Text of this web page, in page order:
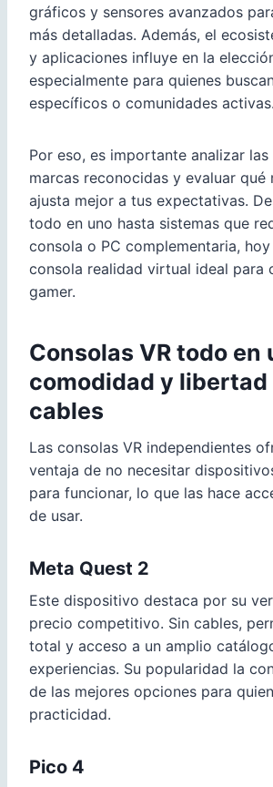
gráficos y sensores avanzados
más detalladas. Además, el
y aplicaciones influye en la
especialmente para quienes
específicos o comunidades activas.
Por eso, es importante analizar
marcas reconocidas y evaluar qué
ajusta mejor a tus expectativas.
todo en uno hasta sistemas que
consola o PC complementaria,
consola realidad virtual ideal para
gamer.
Consolas VR todo en
comodidad y libertad
cables
Las consolas VR independientes
ventaja de no necesitar
para funcionar, lo que las hace
de usar.
Meta Quest 2
Este dispositivo destaca por su
precio competitivo. Sin cables,
total y acceso a un amplio
experiencias. Su popularidad la
de las mejores opciones para
practicidad.
Pico 4